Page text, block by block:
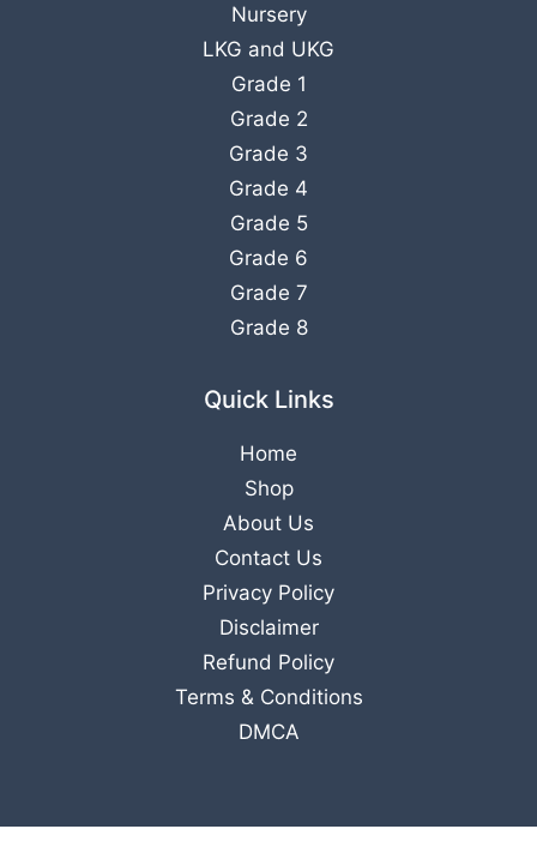
Nursery
LKG and UKG
Grade 1
Grade 2
Grade 3
Grade 4
Grade 5
Grade 6
Grade 7
Grade 8
Quick Links
Home
Shop
About Us
Contact Us
Privacy Policy
Disclaimer
Refund Policy
Terms & Conditions
DMCA